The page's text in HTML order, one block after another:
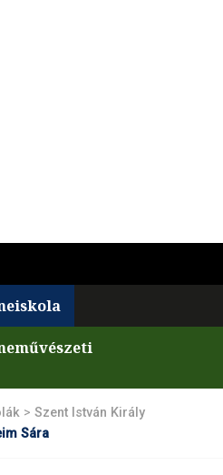
> Szent István Király
Sára